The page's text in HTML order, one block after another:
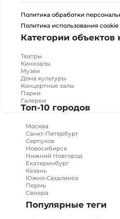
Политика обработки
Политика использования cookie
Категории объектов
Театры
Кинозалы
Музеи
Дома культуры
Концертные залы
Парки
Галереи
Топ-10 городов
Москва
Санкт-Петербург
Серпухов
Новосибирск
Нижний Новгород
Екатеринбург
Казань
Южно-Сахалинск
Пермь
Самара
Популярные теги